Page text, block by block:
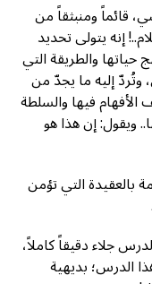
قائماً ومنبثقاً من
إنه يتولى تحديد
حياتها والطريقة التي
وتُردّ إليه ما يجدّ من
فيها والسلطة
ويقول: إن هذا هو
بالعقيدة التي تؤمن
جلاء دقيقاً كاملاً،
الدرس؛ بديهية